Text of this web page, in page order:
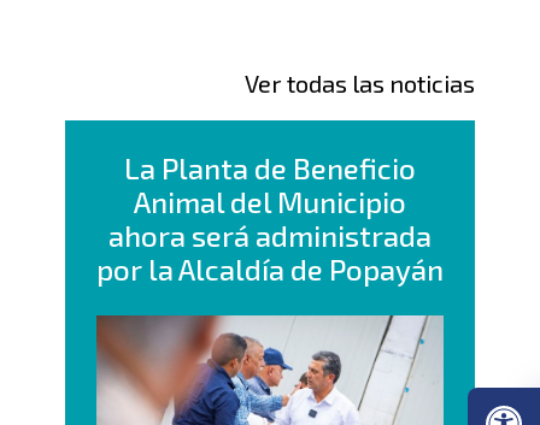
Ver todas las noticias
La Planta de Beneficio
Animal del Municipio
ahora será administrada
por la Alcaldía de Popayán